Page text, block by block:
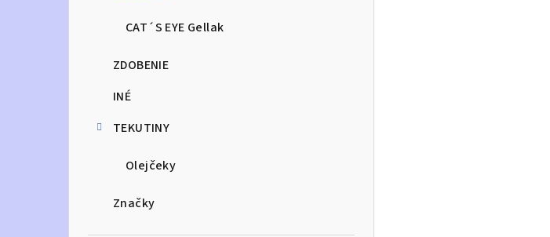
CAT´S EYE Gellak
ZDOBENIE
INÉ
TEKUTINY
Olejčeky
Značky